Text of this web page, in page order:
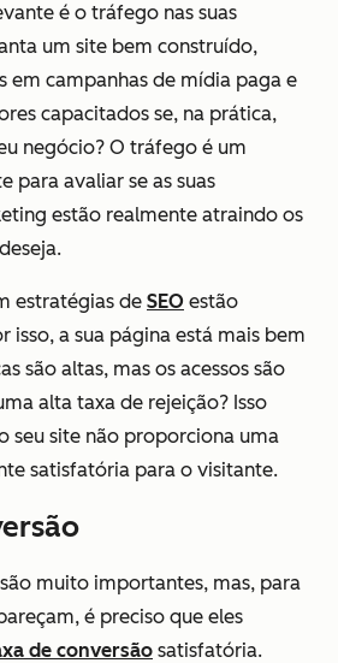
é o tráfego nas suas
um site bem construído,
em campanhas de mídia paga e
capacitados se, na prática,
negócio? O tráfego é um
para avaliar se as suas
estão realmente atraindo os
estratégias de SEO estão
isso, a sua página está mais bem
são altas, mas os acessos são
alta taxa de rejeição? Isso
seu site não proporciona uma
satisfatória para o visitante.
muito importantes, mas, para
é preciso que eles
de conversão satisfatória.